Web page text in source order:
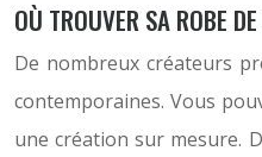
OÙ TROUVER SA ROBE
De nombreux créateurs
contemporaines. Vous
une création sur mesure.